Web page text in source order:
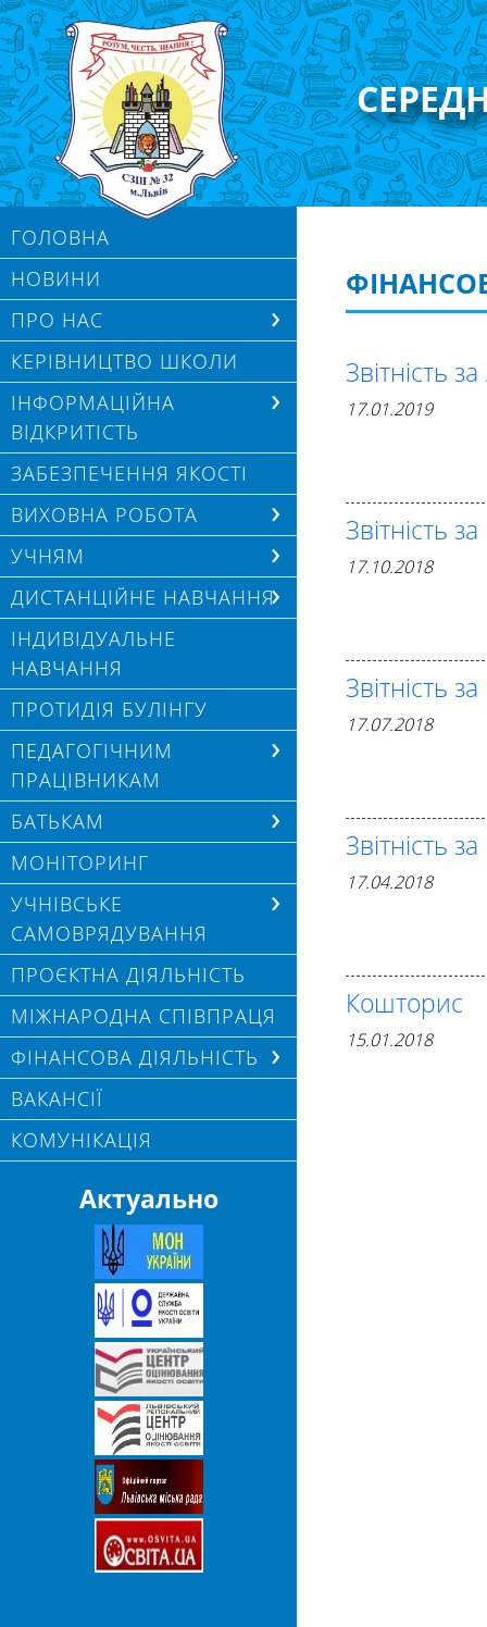
ГОЛОВНА
НОВИНИ
ПРО НАС
КЕРІВНИЦТВО ШКОЛИ
ІНФОРМАЦІЙНА
ВІДКРИТІСТЬ
ЗАБЕЗПЕЧЕННЯ ЯКОСТІ
ВИХОВНА РОБОТА
УЧНЯМ
ДИСТАНЦІЙНЕ НАВЧАННЯ
ІНДИВІДУАЛЬНЕ
НАВЧАННЯ
ПРОТИДІЯ БУЛІНГУ
ПЕДАГОГІЧНИМ
ПРАЦІВНИКАМ
БАТЬКАМ
МОНІТОРИНГ
УЧНІВСЬКЕ
САМОВРЯДУВАННЯ
ПРОЄКТНА ДІЯЛЬНІСТЬ
МІЖНАРОДНА СПІВПРАЦЯ
ФІНАНСОВА ДІЯЛЬНІСТЬ
ВАКАНСІЇ
КОМУНІКАЦІЯ
Актуально
Звітність
17.01.2019
Звітність
17.10.2018
Звітність
17.07.2018
Звітність
17.04.2018
Кошторис
15.01.2018